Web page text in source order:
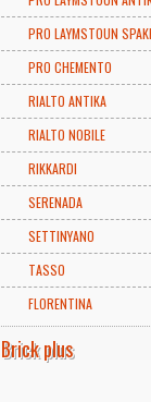
PRO LAYMSTOUN
PRO CHEMENTO
RIALTO ANTIKA
RIALTO NOBILE
RIKKARDI
SERENADA
SETTINYANO
TASSO
FLORENTINA
Brick plus